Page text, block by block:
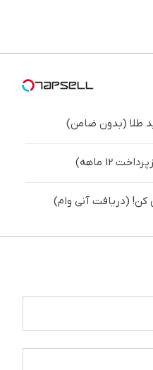
کننده
کن! (دریافت آنی وام)